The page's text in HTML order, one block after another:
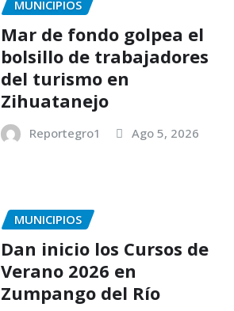
MUNICIPIOS
Mar de fondo golpea el
bolsillo de trabajadores
del turismo en
Zihuatanejo
Reportegro1 Ago 5, 2026
MUNICIPIOS
Dan inicio los Cursos de
Verano 2026 en
Zumpango del Río